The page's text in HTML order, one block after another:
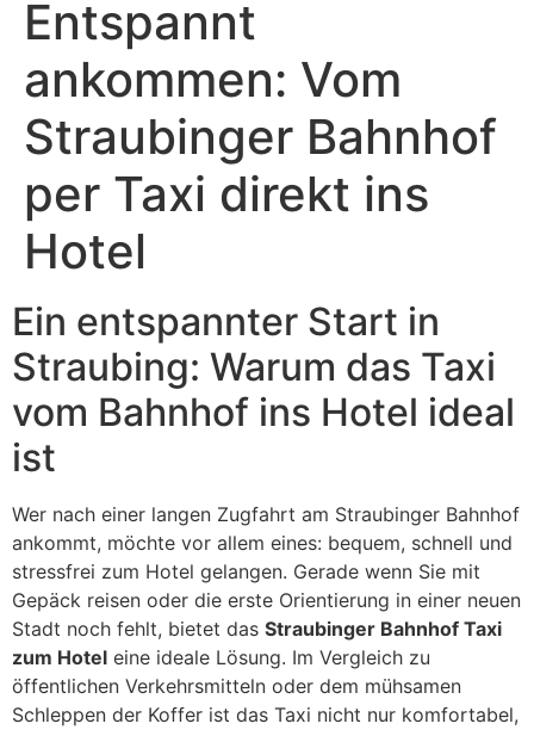
Entspannt
ankommen: Vom
Straubinger Bahnhof
per Taxi direkt ins
Hotel
Ein entspannter Start in
Straubing: Warum das Taxi
vom Bahnhof ins Hotel ideal
ist
Wer nach einer langen Zugfahrt am Straubinger Bahnhof
ankommt, möchte vor allem eines: bequem, schnell und
stressfrei zum Hotel gelangen. Gerade wenn Sie mit
Gepäck reisen oder die erste Orientierung in einer neuen
Stadt noch fehlt, bietet das Straubinger Bahnhof Taxi
zum Hotel eine ideale Lösung. Im Vergleich zu
öffentlichen Verkehrsmitteln oder dem mühsamen
Schleppen der Koffer ist das Taxi nicht nur komfortabel,